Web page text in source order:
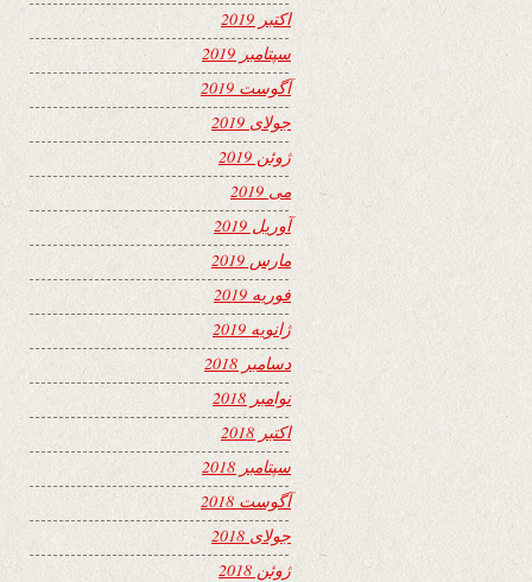
اکتبر 2019
سپتامبر 2019
آگوست 2019
جولای 2019
ژوئن 2019
می 2019
آوریل 2019
مارس 2019
فوریه 2019
ژانویه 2019
دسامبر 2018
نوامبر 2018
اکتبر 2018
سپتامبر 2018
آگوست 2018
جولای 2018
ژوئن 2018